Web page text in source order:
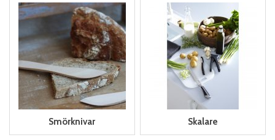
Smörknivar Skalare